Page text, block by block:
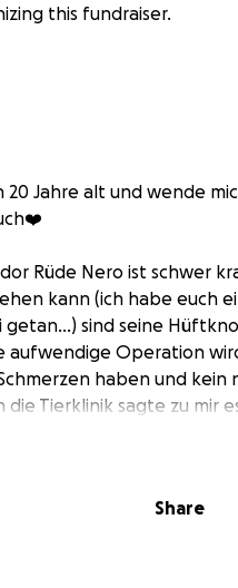
this fundraiser.
20 Jahre alt und wende
Rüde Nero ist schwer
kann (ich habe euch
sind seine
aufwendige Operation
haben und kein
Tierklinik sagte zu mir
es erst mit Schmerz
Hund eigentlich gar
Share